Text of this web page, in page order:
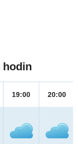
hodin
19:00 20:00